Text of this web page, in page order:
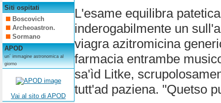
Siti ospitati
Boscovich
Archeoastron.
Sormano
APOD
un´ immagine astronomica al
giorno
Vai al sito di APOD
L'esame equilibra
inderogabilmente un
viagra azitromicina
farmacia entrambe
sa'ìd Litke,
tutt'ad paziena. "Quetso